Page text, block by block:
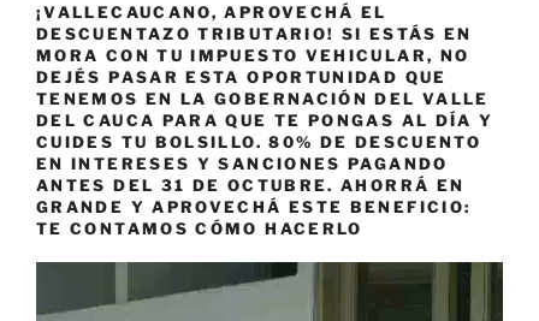
¡VALLECAUCANO, APROVECHÁ EL
DESCUENTAZO TRIBUTARIO! SI ESTÁS EN
MORA CON TU IMPUESTO VEHICULAR, NO
DEJÉS PASAR ESTA OPORTUNIDAD QUE
TENEMOS EN LA GOBERNACIÓN DEL VALLE
DEL CAUCA PARA QUE TE PONGAS AL DÍA Y
CUIDES TU BOLSILLO. 80% DE DESCUENTO
EN INTERESES Y SANCIONES PAGANDO
ANTES DEL 31 DE OCTUBRE. AHORRÁ EN
GRANDE Y APROVECHÁ ESTE BENEFICIO:
TE CONTAMOS CÓMO HACERLO